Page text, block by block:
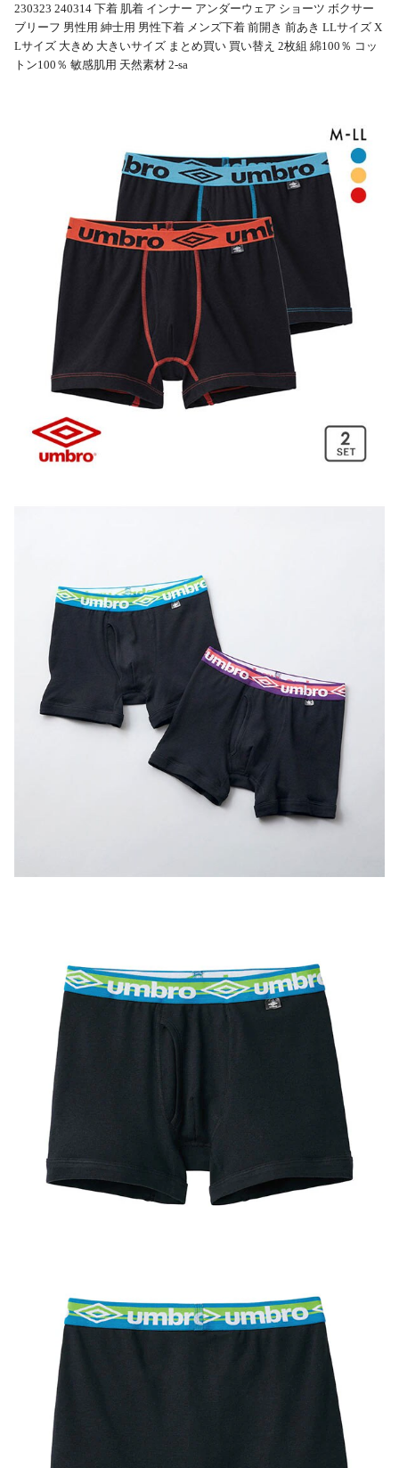
230323 240314 下着 肌着 インナー アンダーウェア ショーツ ボクサー
ブリーフ 男性用 紳士用 男性下着 メンズ下着 前開き 前あき LLサイズ X
Lサイズ 大きめ 大きいサイズ まとめ買い 買い替え 2枚組 綿100％ コッ
トン100％ 敏感肌用 天然素材 2-sa